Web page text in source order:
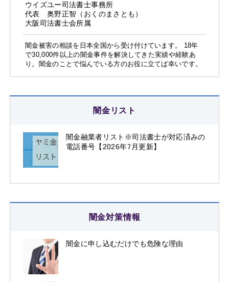
ウイズユー司法書士事務所
代表 奥野正智（おくのまさとも）
大阪司法書士会所属
闇金被害の相談を日本全国から受け付けています。 18年
で30,000件以上の闇金事件を解決してきた実績や経験あ
り。闇金のことで悩んでいる方のお役に立てば幸いです。
闇金リスト
闇金融業者リスト※司法書士が対応済みの
電話番号【2026年7月更新】
闇金対策情報
闇金に申し込むだけでも危険な理由